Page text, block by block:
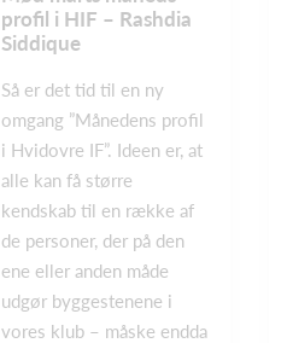
profil i HIF – Rashdia
Siddique
Så er det tid til en ny
omgang ”Månedens profil
i Hvidovre IF”. Ideen er, at
alle kan få større
kendskab til en række af
de personer, der på den
ene eller anden måde
udgør byggestenene i
vores klub – måske endda